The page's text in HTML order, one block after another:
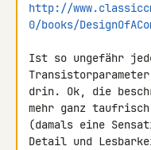
http://
0/books/
Ist so ungefähr
Transistorparameter
drin. Ok, die
mehr ganz taufrisch
(damals eine
Detail und